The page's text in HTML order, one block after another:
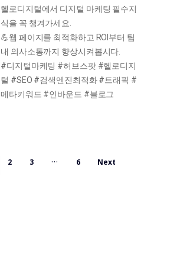
헬로디지털에서 디지털 마케팅 필수지
식을 꼭 챙겨가세요.
💪웹 페이지를 최적화하고 ROI부터 팀
내 의사소통까지 향상시켜봅시다.
#디지털마케팅 #허브스팟 #헬로디지
털 #SEO #검색엔진최적화 #트래픽 #
메타키워드 #인바운드 #블로그
2 3 … 6 Next